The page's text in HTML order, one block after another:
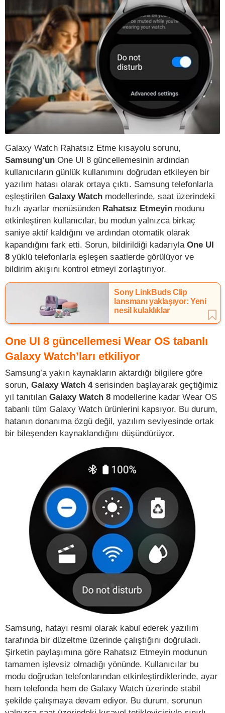
Galaxy Watch Rahatsız Etme kısayolu sorunu,
Samsung’un One UI 8 güncellemesinin ardından
kullanıcıların günlük kullanımını doğrudan etkileyen bir
yazılım hatası olarak ortaya çıktı. Samsung telefonlarla
eşleştirilen Galaxy Watch modellerinde, saat üzerindeki
hızlı ayarlar menüsünden Rahatsız Etmeyin modunu
etkinleştiren kullanıcılar, bu modun yalnızca birkaç
saniye aktif kaldığını ve ardından otomatik olarak
kapandığını fark etti. Sorun, bildirildiği kadarıyla One UI
8 yüklü telefonlarla eşleşen saatlerde görülüyor ve
bildirim akışını kontrol etmeyi zorlaştırıyor.
Sony LinkBuds Clip
lansmanı yaklaşıyor: Yeni
nesil kulaklıklar
One UI 8 güncellemesi Wear OS tabanlı
Galaxy Watch’ları etkiliyor
Samsung’a yakın kaynakların aktardığı bilgilere göre
sorun, Galaxy Watch 4 serisinden başlayarak geçtiğimiz
yıl tanıtılan Galaxy Watch 8 modellerine kadar Wear OS
tabanlı tüm Galaxy Watch ürünlerini kapsıyor. Bu durum,
hatanın donanıma özgü değil, yazılım seviyesinde ortak
bir bileşenden kaynaklandığını düşündürüyor.
Samsung, hatayı resmi olarak kabul ederek yazılım
tarafında bir düzeltme üzerinde çalıştığını doğruladı.
Şirketin paylaşımına göre Rahatsız Etmeyin modunun
tamamen işlevsiz olmadığı yönünde. Kullanıcılar bu
modu doğrudan telefonlarından etkinleştirdiklerinde, ayar
hem telefonda hem de Galaxy Watch üzerinde stabil
şekilde çalışmaya devam ediyor. Bu durum, sorunun